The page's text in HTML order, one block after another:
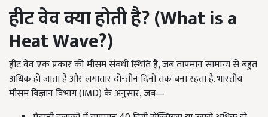
हीट वेव क्या होती है? (What is a
Heat Wave?)
हीट वेव एक प्रकार की मौसम संबंधी स्थिति है, जब तापमान सामान्य से बहुत
अधिक हो जाता है और लगातार दो-तीन दिनों तक बना रहता है. भारतीय
मौसम विज्ञान विभाग (IMD) के अनुसार, जब—